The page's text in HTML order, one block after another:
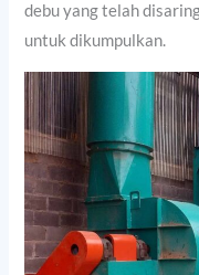
debu yang telah
untuk dikumpulkan.